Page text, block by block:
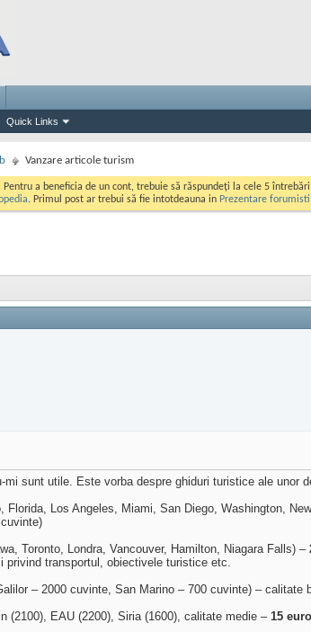
Quick Links
Vanzare articole turism
. Pentru a beneficia de un cont, trebuie să răspundeți la cele 5
. Primul post ar trebui să fie intotdeauna in Prezentare forumisti
sunt utile. Este vorba despre ghiduri turistice ale unor
Florida, Los Angeles, Miami, San Diego, Washington,
Toronto, Londra, Vancouver, Hamilton, Niagara Falls) –
privind transportul, obiectivele turistice etc.
– 2000 cuvinte, San Marino – 700 cuvinte) – calitate
(2100), EAU (2200), Siria (1600), calitate medie – 15